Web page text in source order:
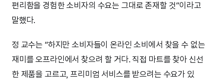
편리함을 경험한 소비자의 수요는 그대로 존재할 것”이라고
말했다.
정 교수는 “하지만 소비자들이 온라인 소비에서 찾을 수 없는
재미를 오프라인에서 찾으려 할 거다. 직접 마트를 찾아 신선
한 제품을 고르고, 프리미엄 서비스를 받으려는 수요가 있